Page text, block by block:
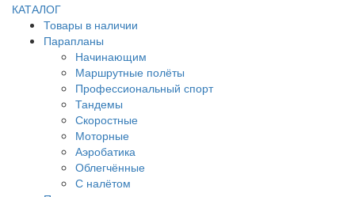
КАТАЛОГ
Товары в наличии
Парапланы
Начинающим
Маршрутные полёты
Профессиональный спорт
Тандемы
Скоростные
Моторные
Аэробатика
Облегчённые
С налётом